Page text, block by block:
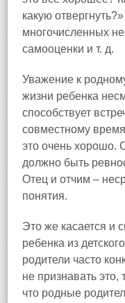
какую
многочисленных
самооценки и т. д.
Уважение к
жизни ребенка
способствует
совместному
это очень хорошо.
должно быть
Отец и отчим –
понятия.
Это же касается и
ребенка из
родители часто
не признавать
что родные